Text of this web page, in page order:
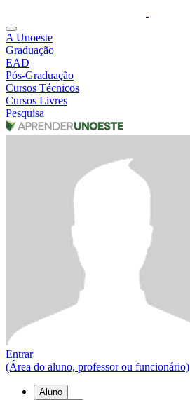
A Unoeste
Graduação
EAD
Pós-Graduação
Cursos Técnicos
Cursos Livres
Pesquisa
Entrar
(Área do aluno, professor ou funcionário)
Aluno